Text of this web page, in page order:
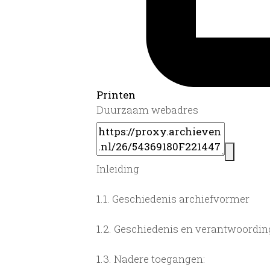
Printen
Duurzaam webadres
Inleiding
1.1. Geschiedenis archiefvormer
1.2. Geschiedenis en
1.3. Nadere toegangen: